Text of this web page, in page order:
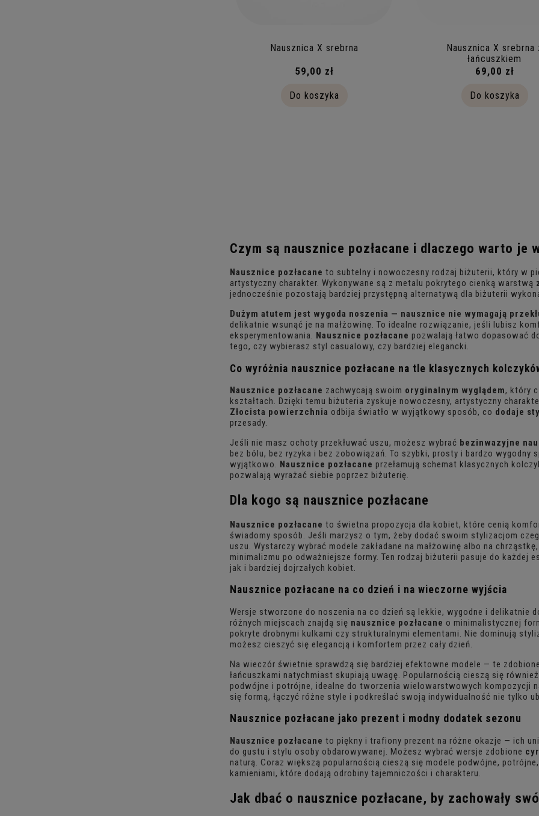
Nausznica X srebrna
59,00 zł
Do koszyka
Nausznica X srebrna
łańcuszkiem
69,00 zł
Do koszyka
Czym są nausznice pozłacane i dlaczego warto je
Nausznice pozłacane to subtelny i nowoczesny rodzaj biżuterii, który w
artystyczny charakter. Wykonywane są z metalu pokrytego cienką warstwą
jednocześnie pozostają bardziej przystępną alternatywą dla biżuterii
Dużym atutem jest wygoda noszenia — nausznice nie wymagają
delikatnie wsunąć je na małżowinę. To idealne rozwiązanie, jeśli lubisz
eksperymentowania. Nausznice pozłacane pozwalają łatwo dopasować
tego, czy wybierasz styl casualowy, czy bardziej elegancki.
Co wyróżnia nausznice pozłacane na tle klasycznych
Nausznice pozłacane zachwycają swoim oryginalnym wyglądem, który
kształtach. Dzięki temu biżuteria zyskuje nowoczesny, artystyczny
Złocista powierzchnia odbija światło w wyjątkowy sposób, co dodaje
przesady.
Jeśli nie masz ochoty przekłuwać uszu, możesz wybrać bezinwazyjne
bez bólu, bez ryzyka i bez zobowiązań. To szybki, prosty i bardzo
wyjątkowo. Nausznice pozłacane przełamują schemat klasycznych
pozwalają wyrażać siebie poprzez biżuterię.
Dla kogo są nausznice pozłacane
Nausznice pozłacane to świetna propozycja dla kobiet, które cenią
świadomy sposób. Jeśli marzysz o tym, żeby dodać swoim stylizacjom
uszu. Wystarczy wybrać modele zakładane na małżowinę albo na
minimalizmu po odważniejsze formy. Ten rodzaj biżuterii pasuje do każdej
jak i bardziej dojrzałych kobiet.
Nausznice pozłacane na co dzień i na wieczorne wyjścia
Wersje stworzone do noszenia na co dzień są lekkie, wygodne i delikatnie
różnych miejscach znajdą się nausznice pozłacane o minimalistycznej
pokryte drobnymi kulkami czy strukturalnymi elementami. Nie dominują
możesz cieszyć się elegancją i komfortem przez cały dzień.
Na wieczór świetnie sprawdzą się bardziej efektowne modele — te
łańcuszkami natychmiast skupiają uwagę. Popularnością cieszą się
podwójne i potrójne, idealne do tworzenia wielowarstwowych kompozycji
się formą, łączyć różne style i podkreślać swoją indywidualność nie tylko
Nausznice pozłacane jako prezent i modny dodatek sezonu
Nausznice pozłacane to piękny i trafiony prezent na różne okazje — ich
do gustu i stylu osoby obdarowywanej. Możesz wybrać wersje zdobione
naturą. Coraz większą popularnością cieszą się modele podwójne,
kamieniami, które dodają odrobiny tajemniczości i charakteru.
Jak dbać o nausznice pozłacane, by zachowały